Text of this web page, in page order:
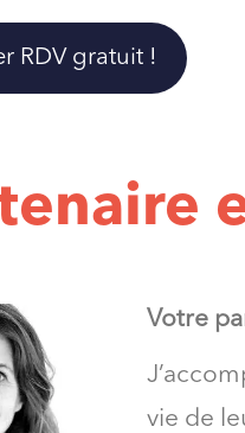
RDV gratuit !
Votre
vie de